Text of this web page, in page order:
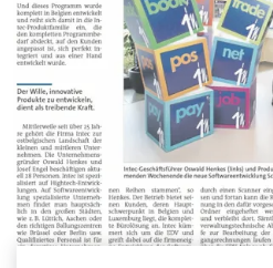
Sankt Vith ein Book-in Workshop in
Teilnehmer arbeitet an einem